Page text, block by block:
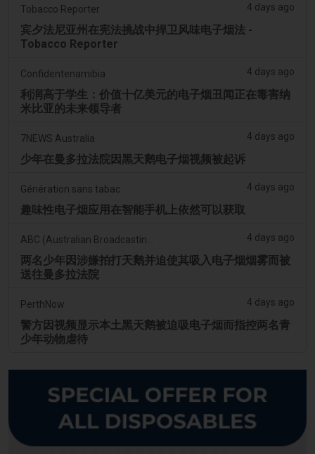
Tobacco Reporter 4 days ago
宾夕法尼亚州在宪法挑战中捍卫风味电子烟法 -
Tobacco Reporter
Confidentenamibia 4 days ago
利润高于学生：价值十亿美元的电子烟丑闻正在毒害纳
米比亚的未来领导者
7NEWS Australia 4 days ago
少年在曼多拉法院因黑天鹅电子烟视频被起诉
Génération sans tabac 4 days ago
趣味性电子烟应用在智能手机上依然可以获取
4 days ago
两名少年因涉嫌拍打天鹅并迫使其吸入电子烟烟雾而被
送往曼多拉法院
PerthNow 4 days ago
警方因视频显示本土黑天鹅被迫吸电子烟而指控两名青
少年动物虐待